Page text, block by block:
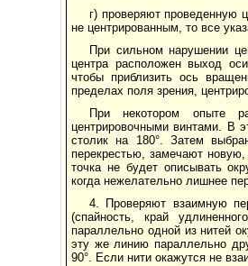
г) проверяют проведенную
не центрированным, то все
При сильном нарушении
центра расположен выход
чтобы приблизить ось
пределах поля зрения,
При некотором опыте
центрировочными винтами. В
столик на 180°. Затем
перекрестью, замечают
точка не будет описывать
когда нежелательно лишнее
4. Проверяют взаимную
(спайность, край
параллельно одной из нитей
эту же линию параллельно
90°. Если нити окажутся не